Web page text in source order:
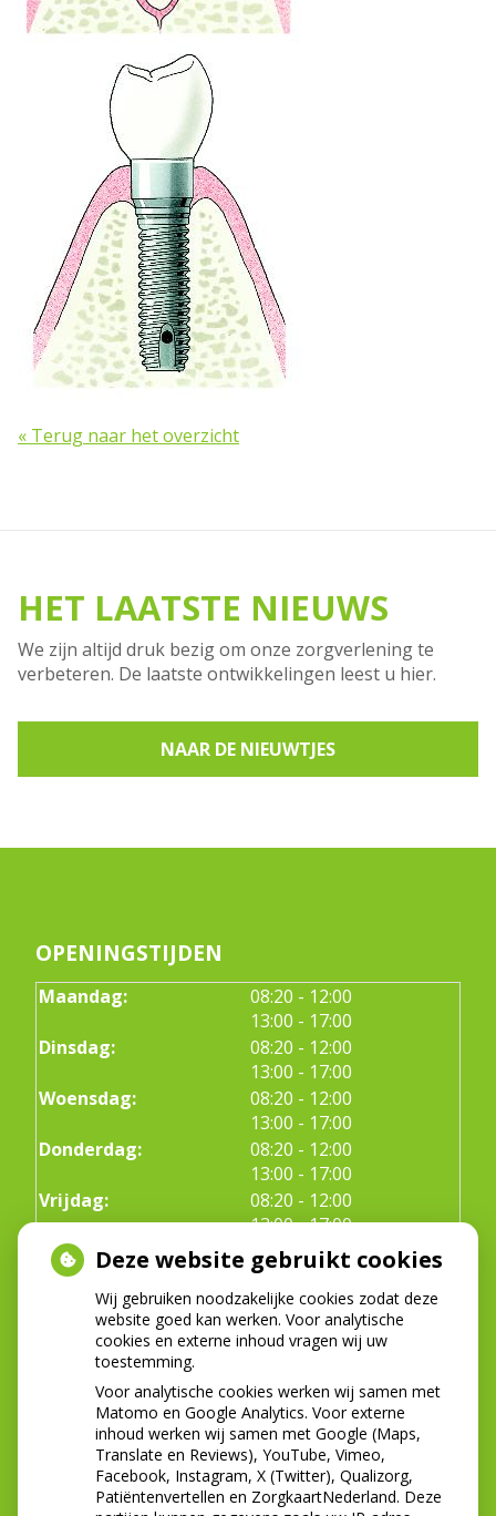
« Terug naar het overzicht
HET LAATSTE NIEUWS
We zijn altijd druk bezig om onze zorgverlening te
verbeteren. De laatste ontwikkelingen leest u hier.
NAAR DE NIEUWTJES
OPENINGSTIJDEN
Maandag: 08:20 tot
- 12:00
13:00 tot
- 17:00
Dinsdag:
08:20 tot
- 12:00
13:00 tot
- 17:00
Woensdag:
08:20 tot
- 12:00
13:00 tot
- 17:00
Donderdag:
08:20 tot
- 12:00
13:00 tot
- 17:00
Vrijdag:
08:20 tot
- 12:00
13:00tot
- 17:00
ADRESGEGEVENS
Prinses Christinalaan 137
1421BH Uithoorn
0297-561815
info@tandartsenpraktijkuithoorn.nl
In de zomerperiode zijn wij telefonisch minder
bereikbaar. Wanneer u onze voicemail krijgt kunt u
Deze website gebruikt cookies
Wij gebruiken noodzakelijke cookies zodat deze
website goed kan werken. Voor analytische
cookies en externe inhoud vragen wij uw
toestemming.
Voor analytische cookies werken wij samen met
Matomo en Google Analytics. Voor externe
inhoud werken wij samen met Google (Maps,
Translate en Reviews), YouTube, Vimeo,
Facebook, Instagram, X (Twitter), Qualizorg,
Patiëntenvertellen en ZorgkaartNederland. Deze